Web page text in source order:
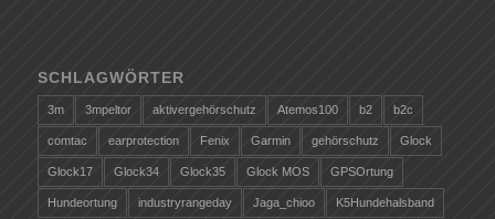
SCHLAGWÖRTER
3m 3mpeltor aktivergehörschutz Atemos100 b2 b2c
comtac earprotection Fenix Garmin gehörschutz Glock
Glock17 Glock34 Glock35 Glock MOS GPSOrtung
Hundeortung industryrangeday Jaga_chioo K5Hundehalsband